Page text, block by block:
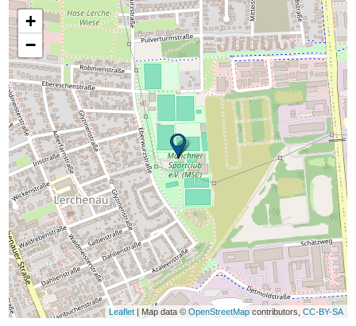
+
−
Leaflet| Map data © OpenStreetMap contributors, CC-BY-SA